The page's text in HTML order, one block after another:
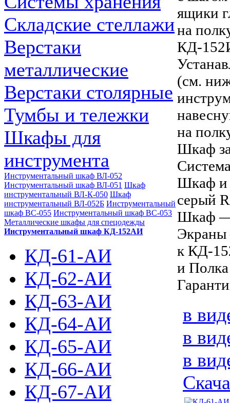
Складские стеллажи
Верстаки
металлические
Верстаки столярные
Тумбы и тележки
Шкафы для
инструмента
Инструментальный шкаф ВЛ-052
Инструментальный шкаф ВЛ-051 Шкаф
инструментальный ВЛ-К-050 Шкаф
инструментальный ВЛ-052Б Инструментальный
шкаф ВС-055 Инструментальный шкаф ВС-053
Металлические шкафы для спецодежды
Инструментальный шкаф КД-152АИ
КД-61-АИ
КД-62-АИ
КД-63-АИ
КД-64-АИ
КД-65-АИ
КД-66-АИ
КД-67-АИ
ящики
на
КД-
(см.
на
Шкаф
Шкаф и
серый
Шкаф —
к КД-
и
в
в
в